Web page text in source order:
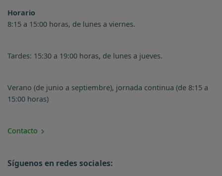
Horario
8:15 a 15:00 horas, de lunes a viernes.
Tardes: 15:30 a 19:00 horas, de lunes a jueves.
Verano (de junio a septiembre), jornada continua (de 8:15 a
15:00 horas)
Contacto
Síguenos en redes sociales: